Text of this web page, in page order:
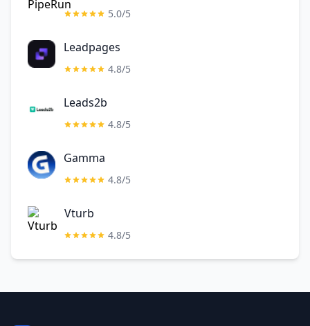
5.0/5
Leadpages
4.8/5
Leads2b
4.8/5
Gamma
4.8/5
Vturb
4.8/5